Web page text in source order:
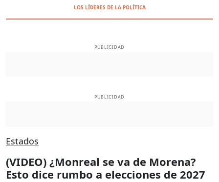
LOS LÍDERES DE LA POLÍTICA
PUBLICIDAD
PUBLICIDAD
Estados
(VIDEO) ¿Monreal se va de Morena?
Esto dice rumbo a elecciones de 2027